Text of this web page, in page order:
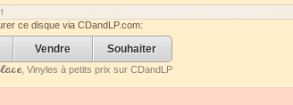
increase
or
ce disque via CDandLP.com:
Vendre Souhaiter
, Vinyles à petits prix sur CDandLP